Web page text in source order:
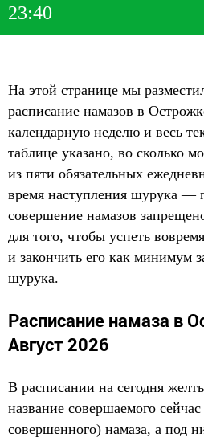
23:40
На этой странице мы
расписание намазов в
календарную неделю и весь
таблице указано, во сколько
из пяти обязательных
время наступления шурука —
совершение намазов
для того, чтобы успеть
и закончить его как минимум
шурука.
Расписание намаза в
Август 2026
В расписании на сегодня
название совершаемого
совершенного) намаза, а под